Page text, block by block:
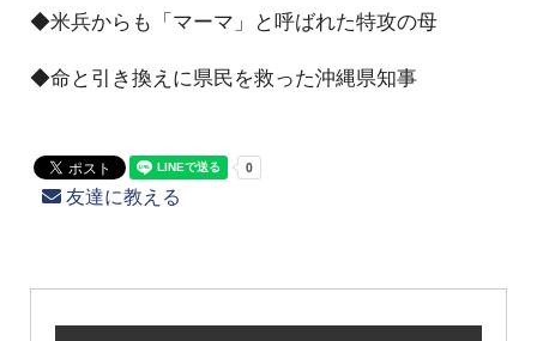
◆米兵からも「マーマ」と呼ばれた特攻の母
◆命と引き換えに県民を救った沖縄県知事
友達に教える